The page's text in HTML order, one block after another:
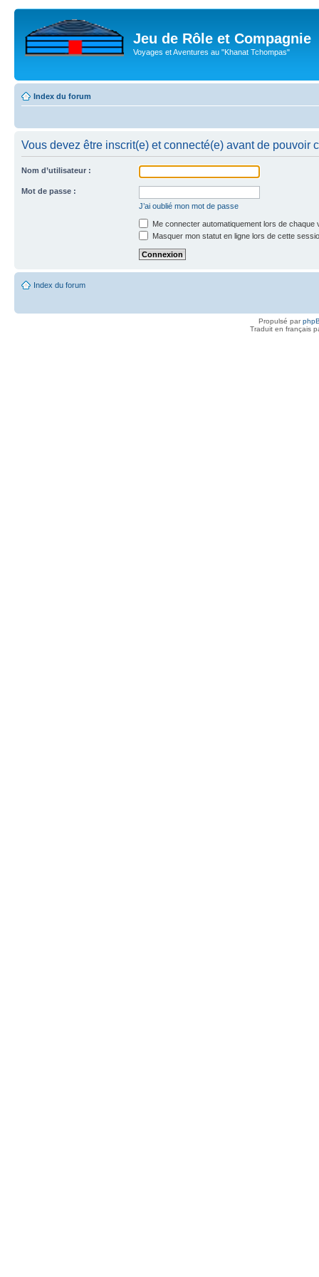
Jeu de Rôle et Compagnie
Voyages et Aventures au "Khanat Tchompas"
Index du forum
Vous devez être inscrit(e) et connecté(e) avant de pouvoir
Nom d’utilisateur :
Mot de passe :
J’ai oublié mon mot de passe
Me connecter automatiquement lors de chaque
Masquer mon statut en ligne lors de cette
Index du forum
Propulsé par
Traduit en français